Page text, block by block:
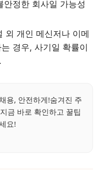
안정한 회사일 가능성
외 개인 메신저나 이메
경우, 사기일 확률이
용, 안전하게!숨겨진 주
금 바로 확인하고 꿀팁
요!